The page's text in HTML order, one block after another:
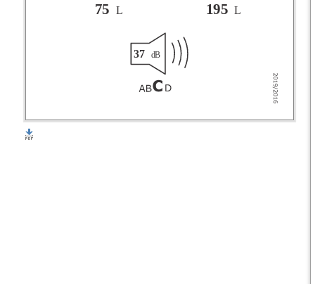
75 L 195 L
37 dB